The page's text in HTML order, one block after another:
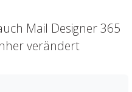
Mail Designer 365
verändert